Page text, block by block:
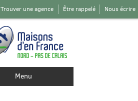
Trouver une agence Être rappelé Nous écrire
Menu